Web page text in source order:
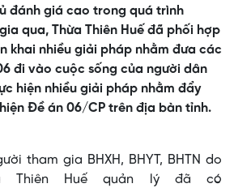
đánh giá cao trong quá trình
qua, Thừa Thiên Huế đã phối hợp
khai nhiều giải pháp nhằm đưa các
đi vào cuộc sống của người dân
hiện nhiều giải pháp nhằm đẩy
Đề án 06/CP trên địa bàn tỉnh.
tham gia BHXH, BHYT, BHTN do
Thiên Huế quản lý đã có